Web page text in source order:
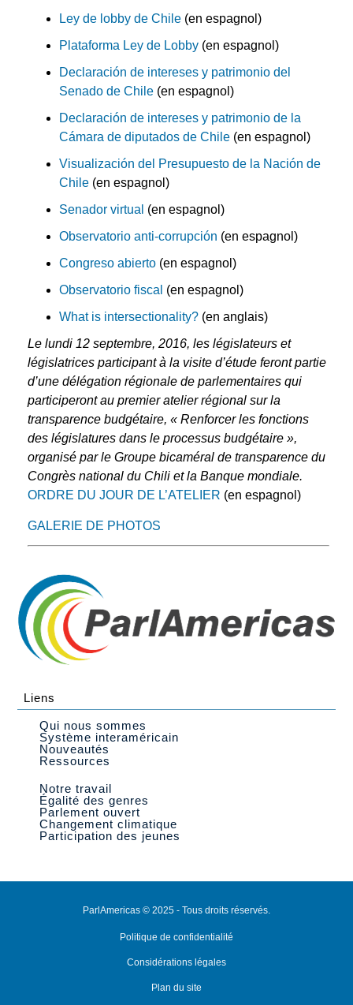
Ley de lobby de Chile (en espagnol)
Plataforma Ley de Lobby (en espagnol)
Declaración de intereses y patrimonio del
Senado de Chile (en espagnol)
Declaración de intereses y patrimonio de la
Cámara de diputados de Chile (en espagnol)
Visualización del Presupuesto de la Nación de
Chile (en espagnol)
Senador virtual (en espagnol)
Observatorio anti-corrupción (en espagnol)
Congreso abierto (en espagnol)
Observatorio fiscal (en espagnol)
What is intersectionality? (en anglais)
Le lundi 12 septembre, 2016, les législateurs et
législatrices participant à la visite d’étude feront partie
d’une délégation régionale de parlementaires qui
participeront au premier atelier régional sur la
transparence budgétaire, « Renforcer les fonctions
des législatures dans le processus budgétaire »,
organisé par le Groupe bicaméral de transparence du
Congrès national du Chili et la Banque mondiale.
ORDRE DU JOUR DE L’ATELIER (en espagnol)
GALERIE DE PHOTOS
Liens
Qui nous sommes
Système interaméricain
Nouveautés
Ressources
Notre travail
Égalité des genres
Parlement ouvert
Changement climatique
Participation des jeunes
ParlAmericas © 2025 - Tous droits réservés.
Politique de confidentialité
Considérations légales
Plan du site